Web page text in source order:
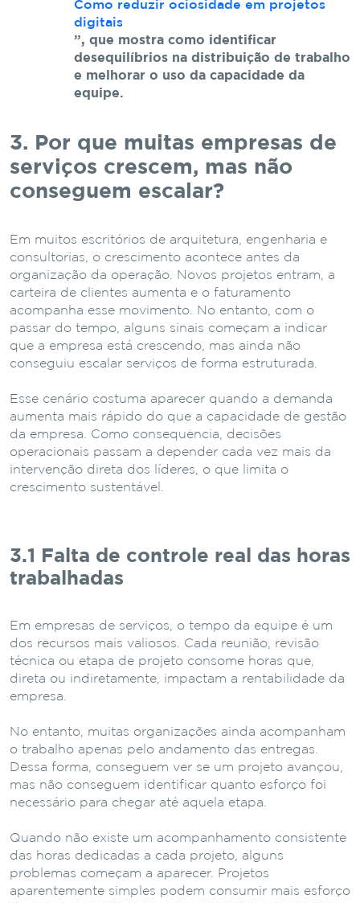
Como reduzir ociosidade em projetos
digitais
”, que mostra como identificar
desequilíbrios na distribuição de trabalho
e melhorar o uso da capacidade da
equipe.
3. Por que muitas empresas de
serviços crescem, mas não
conseguem escalar?
Em muitos escritórios de arquitetura, engenharia e
consultorias, o crescimento acontece antes da
organização da operação. Novos projetos entram, a
carteira de clientes aumenta e o faturamento
acompanha esse movimento. No entanto, com o
passar do tempo, alguns sinais começam a indicar
que a empresa está crescendo, mas ainda não
conseguiu escalar serviços de forma estruturada.
Esse cenário costuma aparecer quando a demanda
aumenta mais rápido do que a capacidade de gestão
da empresa. Como consequência, decisões
operacionais passam a depender cada vez mais da
intervenção direta dos líderes, o que limita o
crescimento sustentável.
3.1 Falta de controle real das horas
trabalhadas
Em empresas de serviços, o tempo da equipe é um
dos recursos mais valiosos. Cada reunião, revisão
técnica ou etapa de projeto consome horas que,
direta ou indiretamente, impactam a rentabilidade da
empresa.
No entanto, muitas organizações ainda acompanham
o trabalho apenas pelo andamento das entregas.
Dessa forma, conseguem ver se um projeto avançou,
mas não conseguem identificar quanto esforço foi
necessário para chegar até aquela etapa.
Quando não existe um acompanhamento consistente
das horas dedicadas a cada projeto, alguns
problemas começam a aparecer.
Projetos
aparentemente simples podem consumir mais esforço